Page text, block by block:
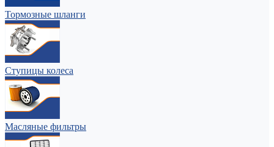
Тормозные шланги
Ступицы колеса
Масляные фильтры